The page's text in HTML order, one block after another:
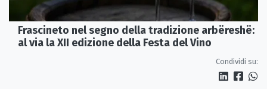
Frascineto nel segno della tradizione arbëreshë:
al via la XII edizione della Festa del Vino
Condividi su: